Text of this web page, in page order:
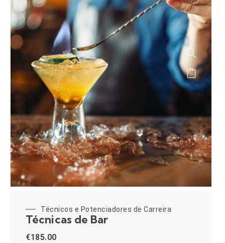
Técnicos e Potenciadores de Carreira
Técnicas de Bar
€185.00